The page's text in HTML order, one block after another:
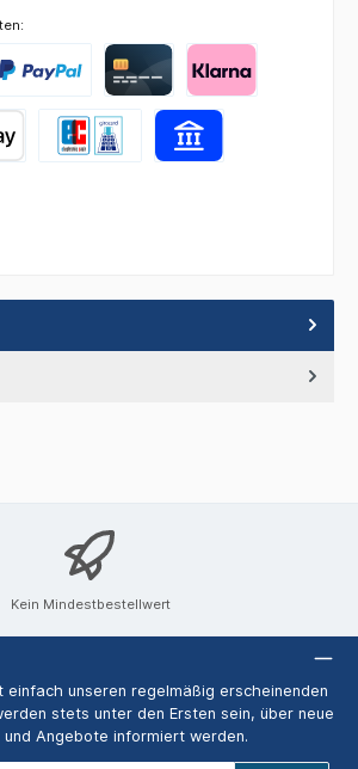
Kein Mindestbestellwert
einfach unseren regelmäßig erscheinenden
stets unter den Ersten sein, über neue
und Angebote informiert werden.